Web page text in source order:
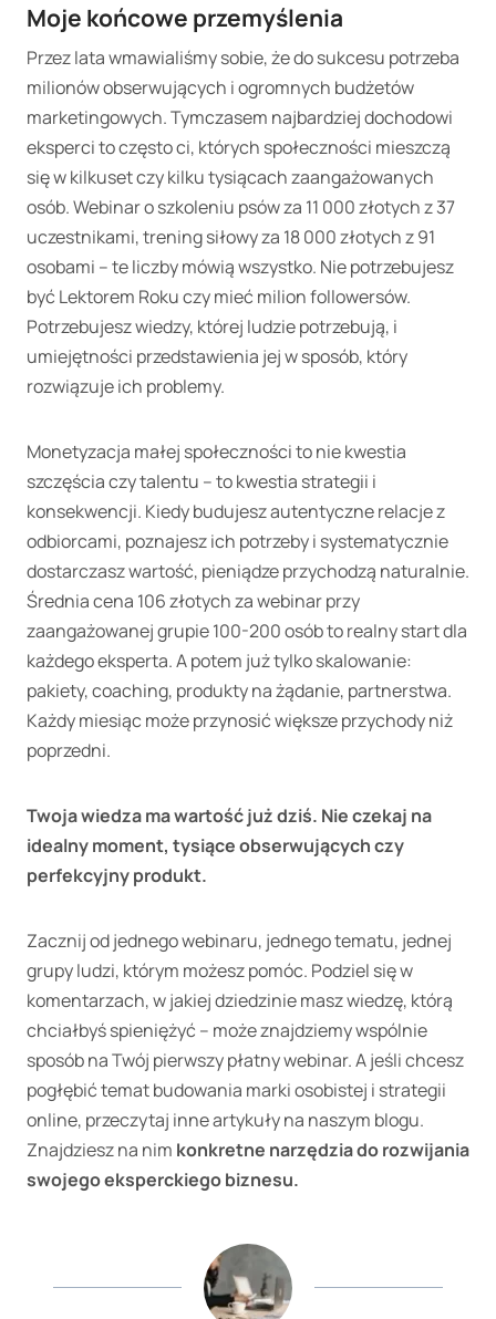
Moje końcowe przemyślenia
Przez lata wmawialiśmy sobie, że do sukcesu potrzeba
milionów obserwujących i ogromnych budżetów
marketingowych. Tymczasem najbardziej dochodowi
eksperci to często ci, których społeczności mieszczą
się w kilkuset czy kilku tysiącach zaangażowanych
osób. Webinar o szkoleniu psów za 11 000 złotych z 37
uczestnikami, trening siłowy za 18 000 złotych z 91
osobami – te liczby mówią wszystko. Nie potrzebujesz
być Lektorem Roku czy mieć milion followersów.
Potrzebujesz wiedzy, której ludzie potrzebują, i
umiejętności przedstawienia jej w sposób, który
rozwiązuje ich problemy.
Monetyzacja małej społeczności to nie kwestia
szczęścia czy talentu – to kwestia strategii i
konsekwencji. Kiedy budujesz autentyczne relacje z
odbiorcami, poznajesz ich potrzeby i systematycznie
dostarczasz wartość, pieniądze przychodzą naturalnie.
Średnia cena 106 złotych za webinar przy
zaangażowanej grupie 100-200 osób to realny start dla
każdego eksperta. A potem już tylko skalowanie:
pakiety, coaching, produkty na żądanie, partnerstwa.
Każdy miesiąc może przynosić większe przychody niż
poprzedni.
Twoja wiedza ma wartość już dziś. Nie czekaj na
idealny moment, tysiące obserwujących czy
perfekcyjny produkt.
Zacznij od jednego webinaru, jednego tematu, jednej
grupy ludzi, którym możesz pomóc. Podziel się w
komentarzach, w jakiej dziedzinie masz wiedzę, którą
chciałbyś spieniężyć – może znajdziemy wspólnie
sposób na Twój pierwszy płatny webinar. A jeśli chcesz
pogłębić temat budowania marki osobistej i strategii
online, przeczytaj inne artykuły na naszym blogu.
Znajdziesz na nim konkretne narzędzia do rozwijania
swojego eksperckiego biznesu.